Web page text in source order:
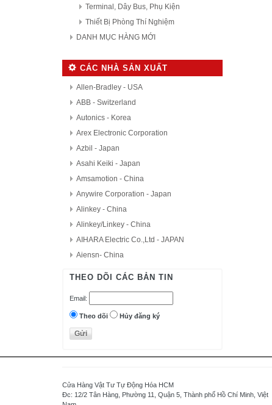
Terminal, Dây Bus, Phụ Kiện
Thiết Bị Phòng Thí Nghiệm
DANH MỤC HÀNG MỚI
CÁC NHÀ SẢN XUẤT
Allen-Bradley - USA
ABB - Switzerland
Autonics - Korea
Arex Electronic Corporation
Azbil - Japan
Asahi Keiki - Japan
Amsamotion - China
Anywire Corporation - Japan
Alinkey - China
Alinkey/Linkey - China
AIHARA Electric Co.,Ltd - JAPAN
Aiensn- China
AutomationDirect - USA
Delta - Taiwan
Danfoss - Denmark
DAITRON
Di-soric - Germany
THEO DÕI CÁC BẢN TIN
Email:
Theo dõi Hủy đăng ký
Cửa Hàng Vật Tư Tự Động Hóa HCM
Đc: 12/2 Tân Hàng, Phường 11, Quận 5, Thành phố Hồ Chí Minh, Việt